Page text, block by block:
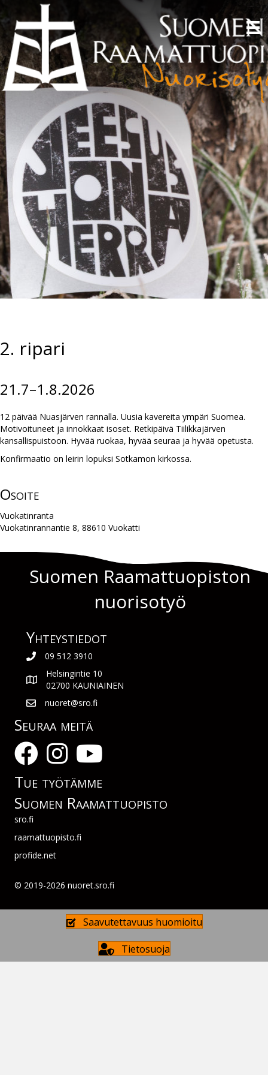
2. ripari
21.7–1.8.2026
12 päivää Nuasjärven rannalla. Uusia kavereita ympäri Suomea.
Motivoituneet ja innokkaat isoset. Retkipäivä Tiilikkajärven
kansallispuistoon. Hyvää ruokaa, hyvää seuraa ja hyvää opetusta.
Konfirmaatio on leirin lopuksi Sotkamon kirkossa.
Osoite
Vuokatinranta
Vuokatinrannantie 8, 88610 Vuokatti
Suomen Raamattuopiston
nuorisotyö
Yhteys­tiedot
09 512 3910
Helsingintie 10
02700 KAUNIAINEN
nuoret@sro.fi
Seuraa meitä
Tue työtämme
Suomen Raamattuopisto
sro.fi
raamattuopisto.fi
profide.net
© 2019-2026 nuoret.sro.fi
Saavutettavuus huomioitu
Tietosuoja